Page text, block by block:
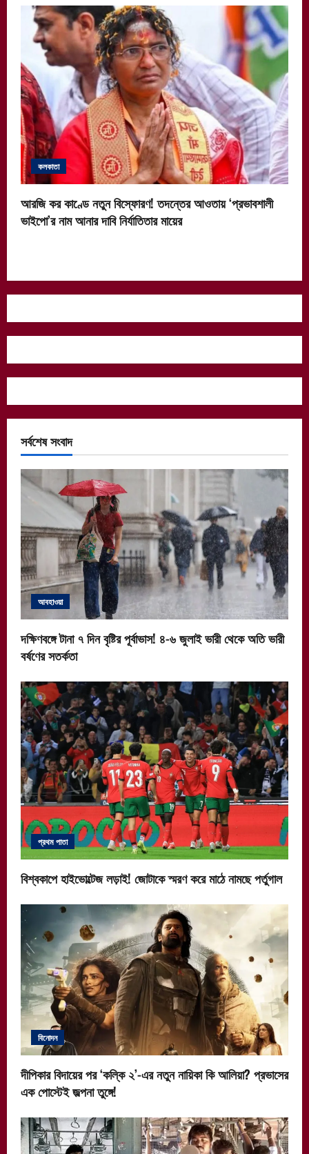
কলকাতা
আরজি কর কাণ্ডে নতুন বিস্ফোরণ! তদন্তের আওতায় ‘প্রভাবশালী
ভাইপো’র নাম আনার দাবি নির্যাতিতার মায়ের
সর্বশেষ সংবাদ
আবহাওয়া
দক্ষিণবঙ্গে টানা ৭ দিন বৃষ্টির পূর্বাভাস! ৪-৬ জুলাই ভারী থেকে অতি ভারী
বর্ষণের সতর্কতা
প্রথম পাতা
বিশ্বকাপে হাইভোল্টেজ লড়াই! জোটাকে স্মরণ করে মাঠে নামছে পর্তুগাল
বিনোদন
দীপিকার বিদায়ের পর ‘কল্কি ২’-এর নতুন নায়িকা কি আলিয়া? প্রভাসের
এক পোস্টেই জল্পনা তুঙ্গে!